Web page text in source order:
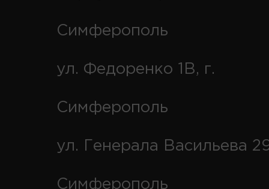
Симферополь
ул. Федоренко 1В, г.
Симферополь
ул. Генерала Васильева
Симферополь